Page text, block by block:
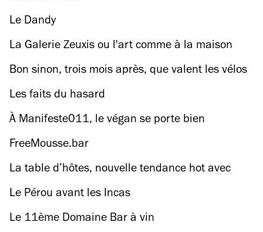
Le Dandy
La Galerie Zeuxis ou l'art comme à la maison
Bon sinon, trois mois après, que valent les vélos
Gobee ?
Les faits du hasard
À Manifeste011, le végan se porte bien
FreeMousse.bar
La table d’hôtes, nouvelle tendance hot avec
Papy aux Fourneaux
Le Pérou avant les Incas
Le 11ème Domaine Bar à vin